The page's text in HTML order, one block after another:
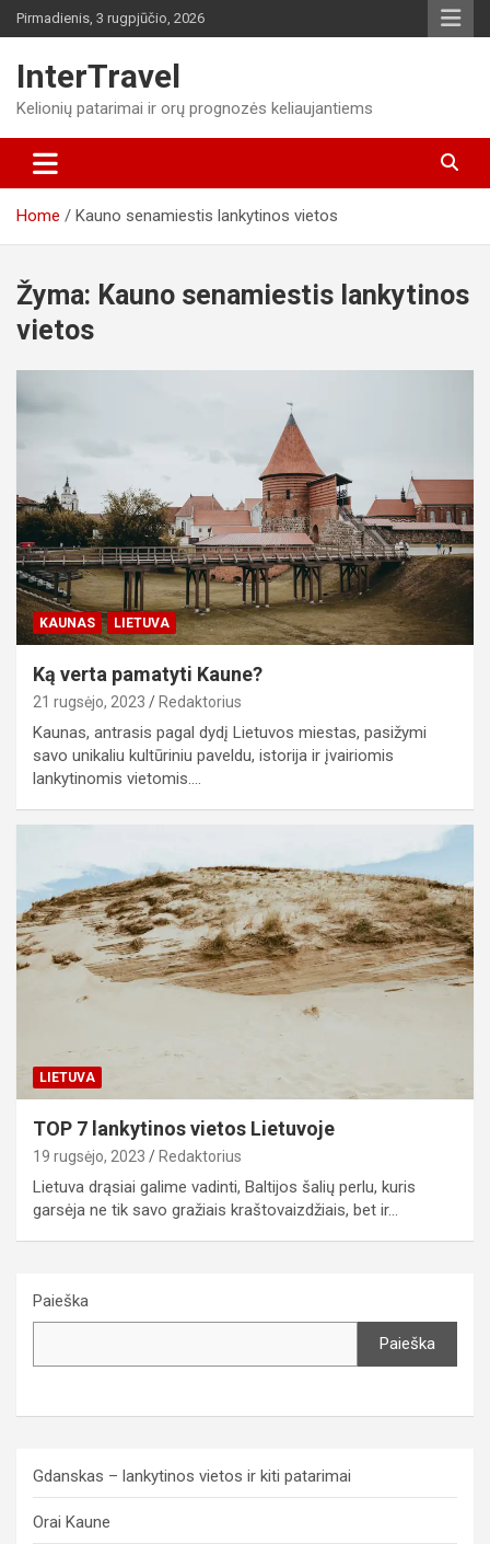
Skip
to
Pirmadienis, 3 rugpjūčio, 2026
InterTravel
Kelionių patarimai ir orų prognozės keliaujantiems
Home Kauno senamiestis lankytinos vietos
Žyma: Kauno senamiestis lankytinos
vietos
KAUNAS LIETUVA
Ką verta pamatyti Kaune?
21 rugsėjo, 2023 Redaktorius
Kaunas, antrasis pagal dydį Lietuvos miestas, pasižymi
savo unikaliu kultūriniu paveldu, istorija ir įvairiomis
lankytinomis vietomis.…
LIETUVA
TOP 7 lankytinos vietos Lietuvoje
19 rugsėjo, 2023 Redaktorius
Lietuva drąsiai galime vadinti, Baltijos šalių perlu, kuris
garsėja ne tik savo gražiais kraštovaizdžiais, bet ir…
Paieška
Paieška
Gdanskas – lankytinos vietos ir kiti patarimai
Orai Kaune